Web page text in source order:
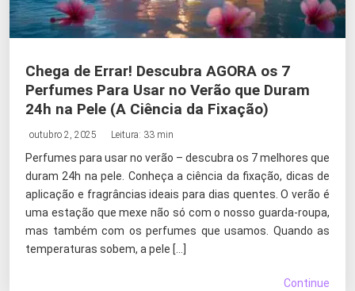
Chega de Errar! Descubra AGORA os 7
Perfumes Para Usar no Verão que Duram
24h na Pele (A Ciência da Fixação)
outubro 2, 2025 Leitura: 33 min
Perfumes para usar no verão – descubra os 7 melhores que
duram 24h na pele. Conheça a ciência da fixação, dicas de
aplicação e fragrâncias ideais para dias quentes. O verão é
uma estação que mexe não só com o nosso guarda-roupa,
mas também com os perfumes que usamos. Quando as
temperaturas sobem, a pele […]
Continue